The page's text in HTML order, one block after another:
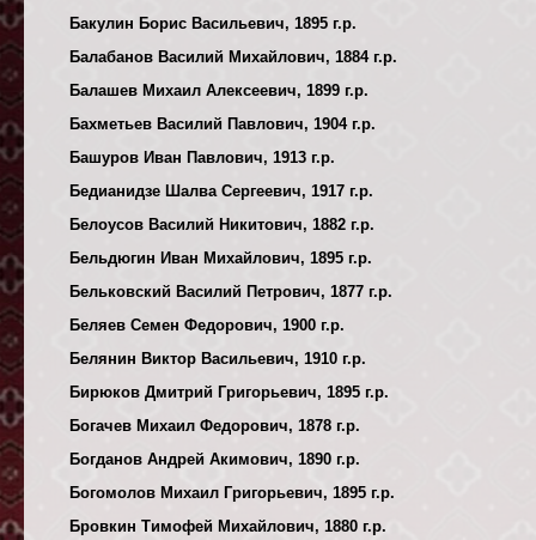
Бакулин Борис Васильевич, 1895 г.р.
Балабанов Василий Михайлович, 1884 г.р.
Балашев Михаил Алексеевич, 1899 г.р.
Бахметьев Василий Павлович, 1904 г.р.
Башуров Иван Павлович, 1913 г.р.
Бедианидзе Шалва Сергеевич, 1917 г.р.
Белоусов Василий Никитович, 1882 г.р.
Бельдюгин Иван Михайлович, 1895 г.р.
Бельковский Василий Петрович, 1877 г.р.
Беляев Семен Федорович, 1900 г.р.
Белянин Виктор Васильевич, 1910 г.р.
Бирюков Дмитрий Григорьевич, 1895 г.р.
Богачев Михаил Федорович, 1878 г.р.
Богданов Андрей Акимович, 1890 г.р.
Богомолов Михаил Григорьевич, 1895 г.р.
Бровкин Тимофей Михайлович, 1880 г.р.